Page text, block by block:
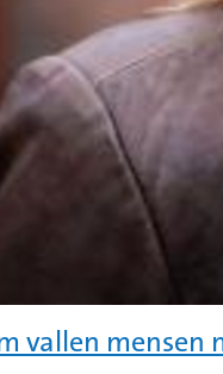
vallen mensen